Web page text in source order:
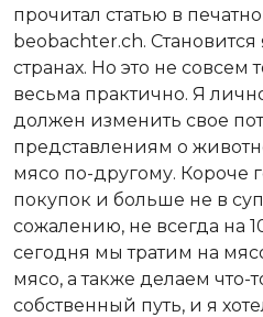
прочитал статью в
beobachter.ch.
странах. Но это не совсем
весьма практично. Я
должен изменить свое
представлениям о
мясо по-другому. Короче
покупок и больше не в
сожалению, не всегда на
сегодня мы тратим на
мясо, а также делаем
собственный путь, и я